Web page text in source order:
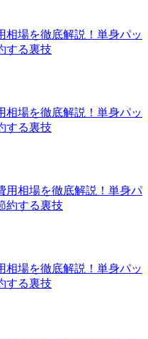
相場を徹底解説！単身パッ
する裏技
相場を徹底解説！単身パッ
する裏技
用相場を徹底解説！単身パ
約する裏技
相場を徹底解説！単身パッ
する裏技